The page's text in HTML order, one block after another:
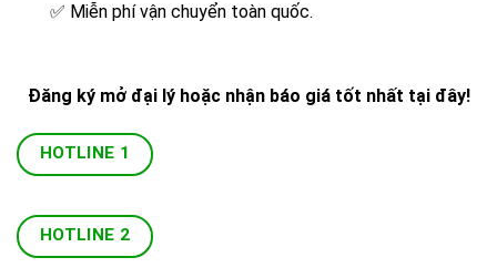
✅ Miễn phí vận chuyển toàn quốc.
Đăng ký mở đại lý hoặc nhận báo giá tốt nhất tại đây!
HOTLINE 1
HOTLINE 2